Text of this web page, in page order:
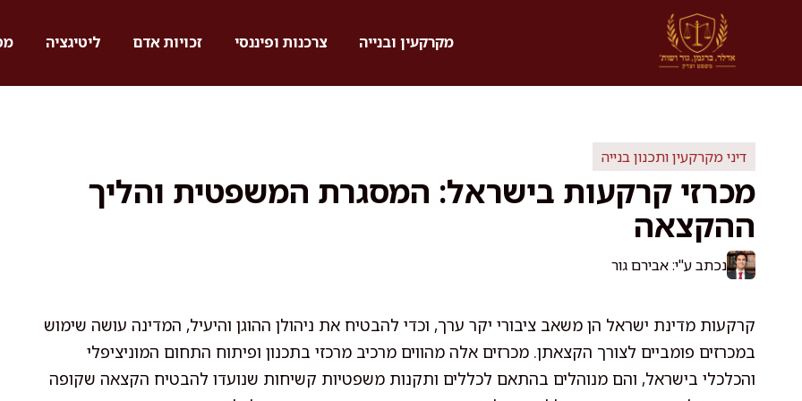
מקרקעין ובנייה צרכנות ופיננסי זכויות אדם ליטיגציה
דיני מקרקעין ותכנון בנייה
מכרזי קרקעות בישראל: המסגרת המשפטית והליך
ההקצאה
נכתב ע"י: אבירם גור
קרקעות מדינת ישראל הן משאב ציבורי יקר ערך, וכדי להבטיח את ניהולן ההוגן והיעיל, המדינה עושה שימוש
במכרזים פומביים לצורך הקצאתן. מכרזים אלה מהווים מרכיב מרכזי בתכנון ופיתוח התחום המוניציפלי
והכלכלי בישראל, והם מנוהלים בהתאם לכללים ותקנות משפטיות קשיחות שנועדו להבטיח הקצאה שקופה